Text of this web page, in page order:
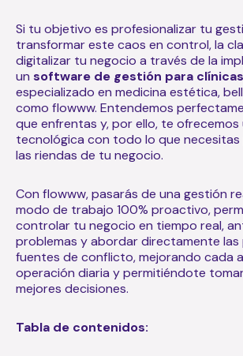
Si tu objetivo es profesionalizar tu
transformar este caos en control, la
digitalizar tu negocio a través de la
un software de gestión para
especializado en medicina estética,
como flowww. Entendemos
que enfrentas y, por ello, te ofrecemos
tecnológica con todo lo que
las riendas de tu negocio.
Con flowww, pasarás de una gestión
modo de trabajo 100% proactivo,
controlar tu negocio en tiempo real,
problemas y abordar directamente las
fuentes de conflicto, mejorando cada
operación diaria y permitiéndote
mejores decisiones.
Tabla de contenidos: